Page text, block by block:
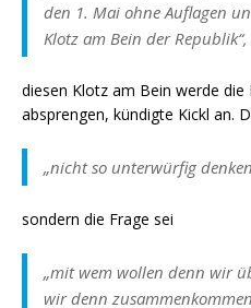
den 1. Mai ohne Auflagen
Klotz am Bein der Republik“,
diesen Klotz am Bein werde
absprengen, kündigte Kickl an.
„nicht so unterwürfig
sondern die Frage sei
„mit wem wollen denn wir
wir denn